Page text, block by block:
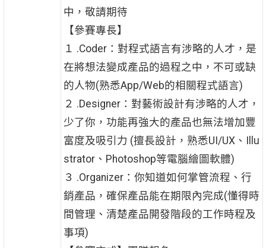
中，敬請期待
【參賽專長】
１ .Coder：對程式語言有涉略的人才，是
在將想法變成產品的過程之中，不可或缺
的人物(熟悉App/Web的相關程式語言)
２ .Designer：對藝術設計有涉略的人才，
少了你，功能再強大的產品也無法增加豐
富度及吸引力 (擅長設計，熟悉UI/UX、Illu
strator、Photoshop等電腦繪圖軟體)
３ .Organizer：你知道如何掌管流程、行
銷產品，確保產品能在期限內完成(懂得時
間管理、清楚產品開發階段的工作時程及
事項)